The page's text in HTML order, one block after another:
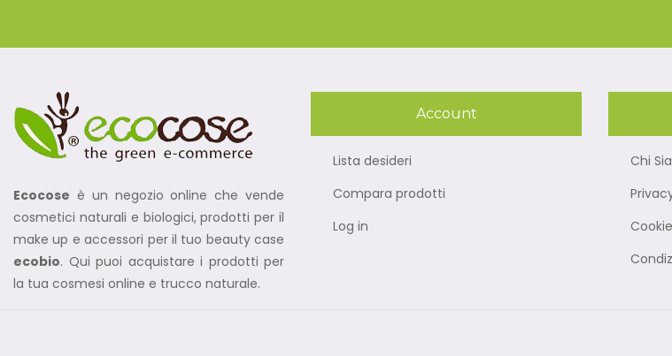
Ecocose è un negozio online che vende
cosmetici naturali e biologici, prodotti per il
make up e accessori per il tuo beauty case
ecobio. Qui puoi acquistare i prodotti per
la tua cosmesi online e trucco naturale.
Account
Lista desideri
Compara prodotti
Log in
Chi